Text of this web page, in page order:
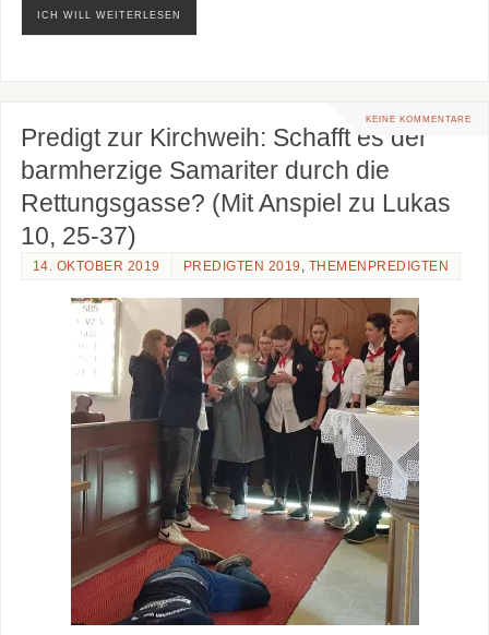
ICH WILL WEITERLESEN
KEINE KOMMENTARE
Predigt zur Kirchweih: Schafft es der
barmherzige Samariter durch die
Rettungsgasse? (Mit Anspiel zu Lukas
10, 25-37)
14. OKTOBER 2019 PREDIGTEN 2019 , THEMENPREDIGTEN